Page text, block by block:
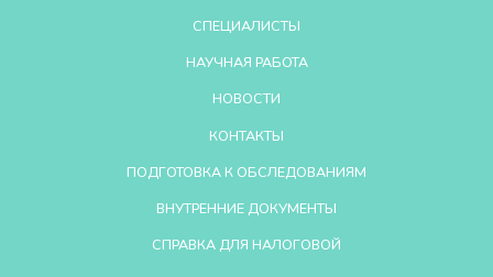
СПЕЦИАЛИСТЫ
НАУЧНАЯ РАБОТА
НОВОСТИ
КОНТАКТЫ
ПОДГОТОВКА К ОБСЛЕДОВАНИЯМ
ВНУТРЕННИЕ ДОКУМЕНТЫ
СПРАВКА ДЛЯ НАЛОГОВОЙ